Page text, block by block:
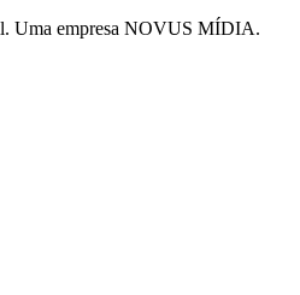
Uma empresa NOVUS MÍDIA.